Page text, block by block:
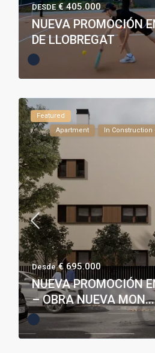
DESDE€ 405.000
NUEVA PROMOCIÓN
DE LLOBREGAT
Featured
Apartment
In Construction
Desde€ 695.000
NUEVA PROMOCIÓN
– OBRA NUEVA MON...